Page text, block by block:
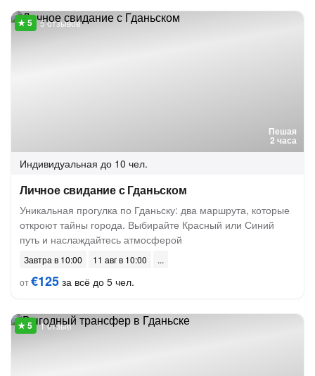
Пешая
2 часа
5 отзывов
Индивидуальная до 10 чел.
Личное свидание с Гданьском
Уникальная прогулка по Гданьску: два маршрута, которые
откроют тайны города. Выбирайте Красный или Синий
путь и наслаждайтесь атмосферой
Завтра в 10:00
11 авг в 10:00
от€125 за всё до 5 чел.
1 отзыв